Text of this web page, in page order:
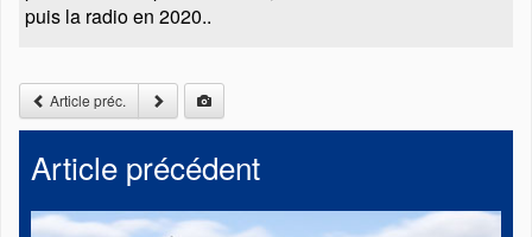
puis la radio en 2020..
Article préc.
Article précédent